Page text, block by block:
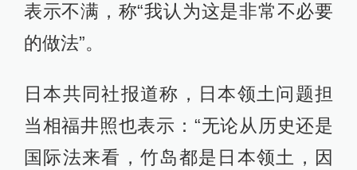
表示不满，称“我认为这是非常不必要
的做法”。
日本共同社报道称，日本领土问题担
当相福井照也表示：“无论从历史还是
国际法来看，竹岛都是日本领土，因